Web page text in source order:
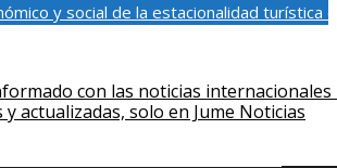
y social de la estacionalidad turística
chilenasEl rol de la microbiota
absorción de nutrientes Reformas
con las noticias internacionales
actualizadas, solo en Jume Noticias